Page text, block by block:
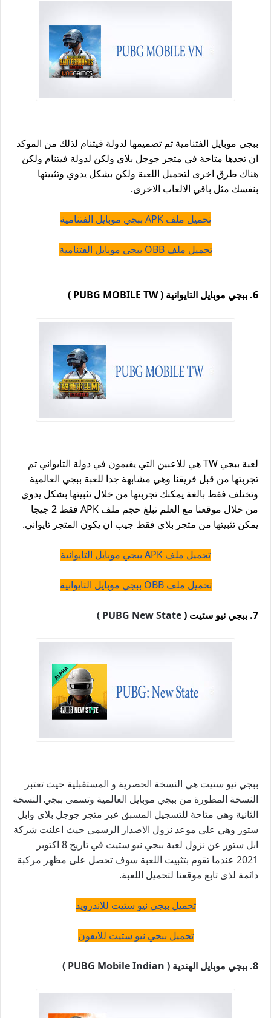
ببجي موبايل الفتنامية تم تصميمها لدولة فيتنام لذلك من الموكد
ان تجدها متاحة في متجر جوجل بلاي ولكن لدولة فيتنام ولكن
هناك طرق اخرى لتحميل اللعبة ولكن بشكل يدوي وتثبيتها
بنفسك مثل باقي الالعاب الاخرى.
تحميل ملف APK ببجي موبايل الفتنامية
تحميل ملف OBB ببجي موبايل الفتنامية
6. ببجي موبايل التايوانية ( PUBG MOBILE TW )
لعبة ببجي TW هي للاعبين التي يقيمون في دولة التايواني تم
تجربتها من قبل فريقنا وهي مشابهة جدا للعبة ببجي العالمية
وتختلف فقط بالغة يمكنك تجربتها من خلال تثبيتها بشكل يدوي
من خلال موقعنا مع العلم تبلغ حجم ملف APK فقط 2 جيجا
يمكن تثبيتها من متجر بلاي فقط جيب ان يكون المتجر تايواني.
تحميل ملف APK ببجي موبايل التايوانية
تحميل ملف OBB ببجي موبايل التايوانية
7. ببجي نيو ستيت ( PUBG New State )
ببجي نيو ستيت هي النسخة الحصرية و المستقبلية حيث تعتبر
النسخة المطورة من ببجي موبايل العالمية وتسمى ببجي النسخة
الثانية وهي متاحة للتسجيل المسبق عبر متجر جوجل بلاي وابل
ستور وهي على موعد نزول الاصدار الرسمي حيث اعلنت شركة
ابل ستور عن نزول لعبة ببجي نيو ستيت في تاريخ 8 اكتوبر
2021 عندما تقوم بتثبيت اللعبة سوف تحصل على مظهر مركبة
دائمة لذى تابع موقعنا لتحميل اللعبة.
تحميل ببجي نيو ستيت للاندرويد
تحميل ببجي نيو ستيت للايفون
8. ببجي موبايل الهندية ( PUBG Mobile Indian )